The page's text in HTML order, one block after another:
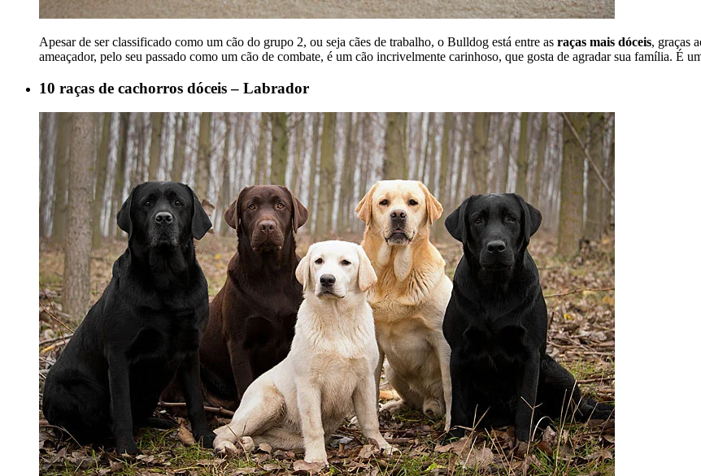
Apesar de ser classificado como um cão do grupo 2, ou seja cães de trabalho, o Bulldog está entre as raças mais dóceis, graças
ameaçador, pelo seu passado como um cão de combate, é um cão incrivelmente carinhoso, que gosta de agradar sua família. É
10 raças de cachorros dóceis – Labrador